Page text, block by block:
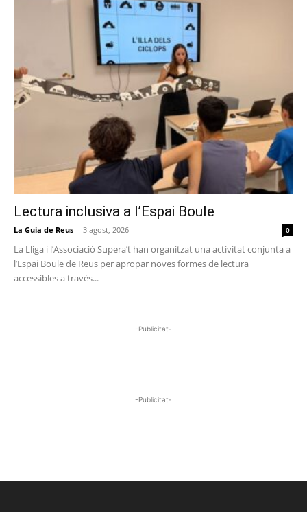
Lectura inclusiva a l’Espai Boule
La Guia de Reus - 3 agost, 2026 0
La Lliga i l’Associació Supera’t han organitzat una activitat conjunta a
l’Espai Boule de Reus per apropar noves formes de lectura
accessibles a través...
-Publicitat-
-Publicitat-